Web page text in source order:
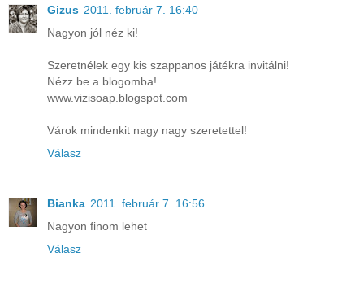
Gizus 2011. február 7. 16:40
Nagyon jól néz ki!
Szeretnélek egy kis szappanos játékra invitálni!
Nézz be a blogomba!
www.vizisoap.blogspot.com
Várok mindenkit nagy nagy szeretettel!
Válasz
Bianka 2011. február 7. 16:56
Nagyon finom lehet
Válasz